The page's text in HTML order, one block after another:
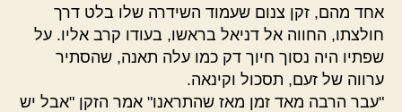
אחד מהם, זקן צנום שעמוד השידרה שלו בלט דרך
חולצתו, החווה אל דניאל בראשו, בעודו קרב אליו. על
שפתיו היה נסוך חיוך דק כמו עלה תאנה, שהסתיר
ערווה של זעם, תסכול וקינאה.
"עבר הרבה מאד זמן מאז שהתראנו" אמר הזקן "אבל יש